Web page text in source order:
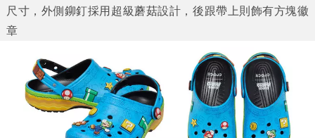
尺寸，外側鉚釘採用超級蘑菇設計，後跟帶上則飾有方塊徽
章